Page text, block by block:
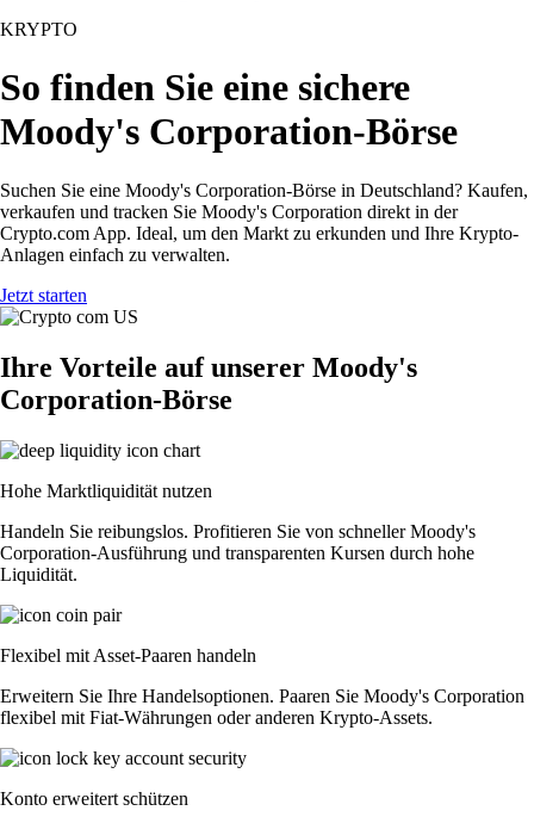
KRYPTO
So finden Sie eine sichere
Moody's Corporation-Börse
Suchen Sie eine Moody's Corporation-Börse in Deutschland? Kaufen,
verkaufen und tracken Sie Moody's Corporation direkt in der
Crypto.com App. Ideal, um den Markt zu erkunden und Ihre Krypto-
Anlagen einfach zu verwalten.
Jetzt starten
Ihre Vorteile auf unserer Moody's
Corporation-Börse
Hohe Marktliquidität nutzen
Handeln Sie reibungslos. Profitieren Sie von schneller Moody's
Corporation-Ausführung und transparenten Kursen durch hohe
Liquidität.
Flexibel mit Asset-Paaren handeln
Erweitern Sie Ihre Handelsoptionen. Paaren Sie Moody's Corporation
flexibel mit Fiat-Währungen oder anderen Krypto-Assets.
Konto erweitert schützen